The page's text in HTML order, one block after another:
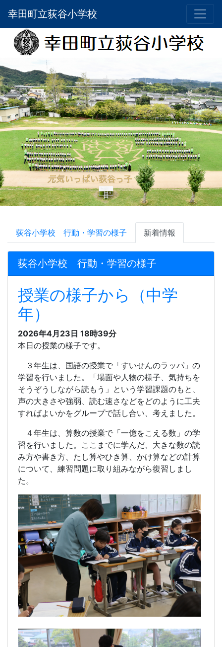
幸田町立荻谷小学校
荻谷小学校 行動・学習の様子 新着情報
荻谷小学校 行動・学習の様子
授業の様子から（中学
年）
2026年4月23日 18時39分
本日の授業の様子です。
３年生は、国語の授業で「すいせんのラッパ」の
学習を行いました。「場面や人物の様子、気持ちを
そうぞうしながら読もう」という学習課題のもと、
声の大きさや強弱、読む速さなどをどのように工夫
すればよいかをグループで話し合い、考えました。
４年生は、算数の授業で「一億をこえる数」の学
習を行いました。ここまでに学んだ、大きな数の読
み方や書き方、たし算やひき算、かけ算などの計算
について、練習問題に取り組みながら復習しまし
た。